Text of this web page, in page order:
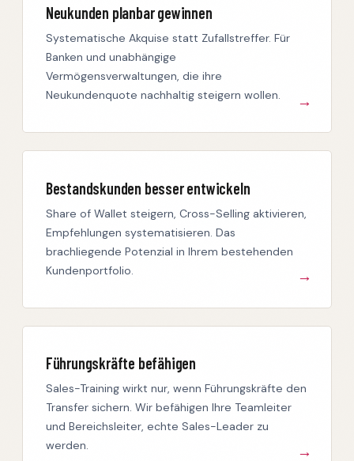
Neukunden planbar gewinnen
Systematische Akquise statt Zufallstreffer. Für
Banken und unabhängige
Vermögensverwaltungen, die ihre
Neukundenquote nachhaltig steigern wollen.
Bestandskunden besser entwickeln
Share of Wallet steigern, Cross-Selling aktivieren,
Empfehlungen systematisieren. Das
brachliegende Potenzial in Ihrem bestehenden
Kundenportfolio.
Führungskräfte befähigen
Sales-Training wirkt nur, wenn Führungskräfte den
Transfer sichern. Wir befähigen Ihre Teamleiter
und Bereichsleiter, echte Sales-Leader zu
werden.